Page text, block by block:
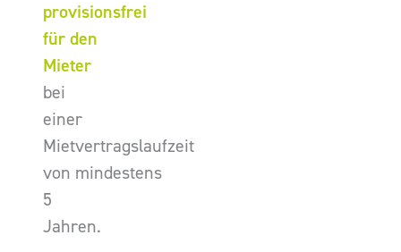
provisionsfrei
für den
Mieter
bei
einer
Mietvertragslaufzeit
von mindestens
5
Jahren.